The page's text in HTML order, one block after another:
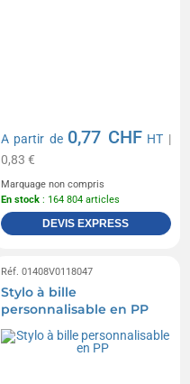
A partir de 0,77 CHF HT |
0,83 €
Marquage non compris
En stock : 164 804 articles
DEVIS EXPRESS
Réf. 01408V0118047
Stylo à bille
personnalisable en PP